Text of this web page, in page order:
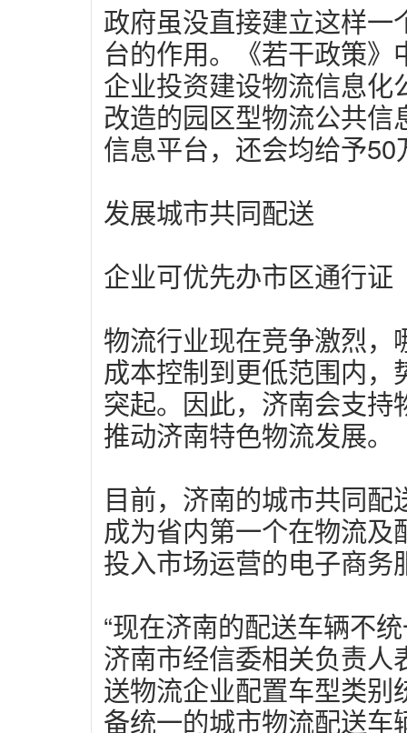
政府虽没直接建立这样
台的作用。《若干政策
企业投资建设物流信息
改造的园区型物流公共
信息平台，还会均给予
发展城市共同配送
企业可优先办市区通行证
物流行业现在竞争激烈
成本控制到更低范围内
突起。因此，济南会支
推动济南特色物流发展。
目前，济南的城市共同
成为省内第一个在物流及
投入市场运营的电子商务
“现在济南的配送车辆不
济南市经信委相关负责
送物流企业配置车型类
备统一的城市物流配送车